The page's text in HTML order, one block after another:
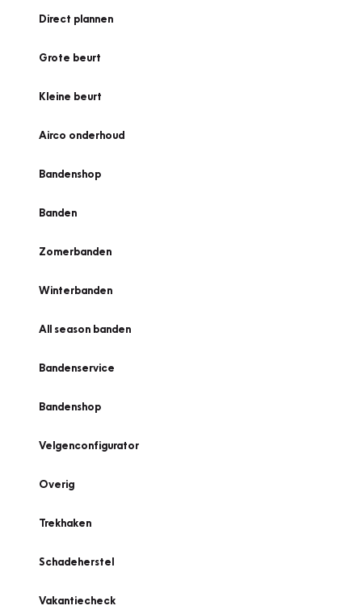
Direct plannen
Grote beurt
Kleine beurt
Airco onderhoud
Bandenshop
Banden
Zomerbanden
Winterbanden
All season banden
Bandenservice
Bandenshop
Velgenconfigurator
Overig
Trekhaken
Schadeherstel
Vakantiecheck